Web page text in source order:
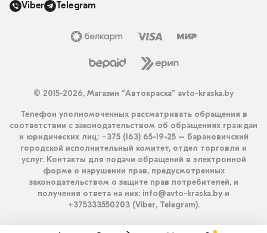
Viber Telegram
© 2015-2026, Магазин “Автокраска” avto-kraska.by
Телефон уполномоченных рассматривать обращения в
соответствии с законодательством об обращениях граждан
и юридических лиц: +375 (163) 65-19-25 – Барановичский
городской исполнительный комитет, отдел торговли и
услуг. Контакты для подачи обращений в электронной
форме о нарушении прав, предусмотренных
законодательством о защите прав потребителей, и
получения ответа на них: info@avto-kraska.by и
+375333550203 (Viber, Telegram).